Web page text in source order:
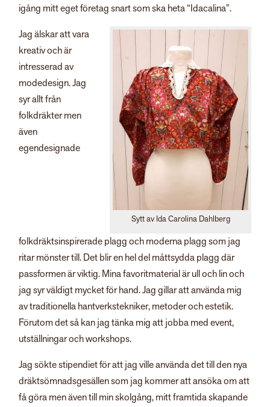
igång mitt eget företag snart som ska heta “Idacalina”.
Sytt av Ida Carolina Dahlberg
Jag älskar att vara
kreativ och är
intresserad av
modedesign. Jag
syr allt från
folkdräkter men
även
egendesignade
folkdräktsinspirerade plagg och moderna plagg som jag
ritar mönster till. Det blir en hel del måttsydda plagg där
passformen är viktig. Mina favoritmaterial är ull och lin och
jag syr väldigt mycket för hand. Jag gillar att använda mig
av traditionella hantverkstekniker, metoder och estetik.
Förutom det så kan jag tänka mig att jobba med event,
utställningar och workshops.
Jag sökte stipendiet för att jag ville använda det till den nya
dräktsömnadsgesällen som jag kommer att ansöka om att
få göra men även till min skolgång, mitt framtida skapande